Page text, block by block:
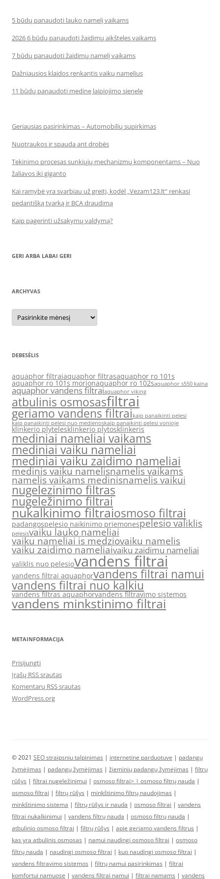
5 būdų panaudoti lauko namelį vaikams
2026 6 būdų panaudoti žaidimų aikšteles vaikams
7 būdų panaudoti žaidimų namelį vaikams
Dažniausios klaidos renkantis vaikų namelius
11 būdų panaudoti medinę laipiojimo sienelę
Geriausias pasirinkimas – Automobilių supirkimas
Nuotraukos ir spauda ant drobės
Tekinimo procesas sunkiųjų mechanizmų komponentams – Nuo
žaliavos iki giganto
Kai ramybė yra svarbiau už greitį, kodėl „Vezam123.lt“ renkasi
pedantišką tvarką ir BCA draudimą
Kaip pagerinti užsakymų valdymą?
GERI ARBA LABAI GERI
ARCHYVAS
Archyvas
DEBESĖLIS
aquaphor filtraiaquaphor filtrasaquaphor ro 101s
aquaphor ro 101s morionaquaphor ro 102saquaphor s550 kaina
aquaphor vandens filtraiaquaphor viking
atbulinis osmosasfiltrai
geriamo vandens filtraikaip panaikinti pelesi
kaip panaikinti pelesi nuo medienoskaip panaikinti pelesi vonioje
klinkerio plytelesklinkerio plytosklinkeris
mediniai nameliai vaikams
mediniai vaiku nameliai
mediniai vaiku zaidimo nameliai
medinis vaiku namelisnamelis vaikams
namelis vaikams medinisnamelis vaikui
nugelezinimo filtras
nugeležinimo filtrai
nukalkinimo filtraiosmoso filtrai
padangospelesio naikinimo priemonespelesio valiklis
pelesisvaiku lauko nameliai
vaiku nameliai is medziovaiku namelis
vaiku zaidimo nameliaivaiku zaidimu nameliai
valiklis nuo pelesiovandens filtrai
vandens filtrai aquaphorvandens filtrai namui
vandens filtrai nuo kalkiu
vandens filtras aquaphorvandens filtravimo sistemos
vandens minkstinimo filtrai
METAINFORMACIJA
Prisijungti
Įrašų RSS srautas
Komentarų RSS srautas
WordPress.org
© 2021 SEO straipsniu talpinimas | internetine parduotuve | padangų
žymėjimas | padangų žymėjimas | žieminių padangų žymėjimas | filtrų
rūšys | filtrai nugeležinimui | osmoso filtrai> | osmoso filtrų nauda |
osmoso filtrai | filtrų rūšys | minkštinimo filtrų naudojimas |
minkštinimo sistema | filtrų rūšys ir nauda | osmoso filtrai | vandens
filtrai nukalkinimui | vandens filtrų nauda | osmoso filtrų nauda |
atbulinio osmoso filtrai | filtrų rūšys | apie geriamo vandens filtrus |
kas yra atbulinis osmosas | namui naudingi osmoso filtrai | osmoso
filtrų nauda | naudingi osmoso filtrai | kuo naudingi osmoso filtrai |
vandens filtravimo sistemos | filtrų namui pasirinkimas | filtrai
komfortui namuose | vandens filtrai namui | filtrai namams | vandens